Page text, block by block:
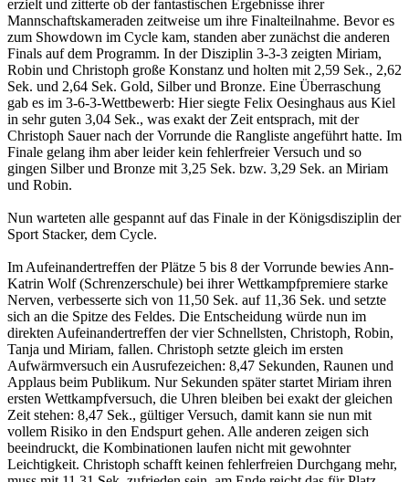
erzielt und zitterte ob der fantastischen Ergebnisse ihrer
Mannschaftskameraden zeitweise um ihre Finalteilnahme. Bevor es
zum Showdown im Cycle kam, standen aber zunächst die anderen
Finals auf dem Programm. In der Disziplin 3-3-3 zeigten Miriam,
Robin und Christoph große Konstanz und holten mit 2,59 Sek., 2,62
Sek. und 2,64 Sek. Gold, Silber und Bronze. Eine Überraschung
gab es im 3-6-3-Wettbewerb: Hier siegte Felix Oesinghaus aus Kiel
in sehr guten 3,04 Sek., was exakt der Zeit entsprach, mit der
Christoph Sauer nach der Vorrunde die Rangliste angeführt hatte. Im
Finale gelang ihm aber leider kein fehlerfreier Versuch und so
gingen Silber und Bronze mit 3,25 Sek. bzw. 3,29 Sek. an Miriam
und Robin.
Nun warteten alle gespannt auf das Finale in der Königsdisziplin der
Sport Stacker, dem Cycle.
Im Aufeinandertreffen der Plätze 5 bis 8 der Vorrunde bewies Ann-
Katrin Wolf (Schrenzerschule) bei ihrer Wettkampfpremiere starke
Nerven, verbesserte sich von 11,50 Sek. auf 11,36 Sek. und setzte
sich an die Spitze des Feldes. Die Entscheidung würde nun im
direkten Aufeinandertreffen der vier Schnellsten, Christoph, Robin,
Tanja und Miriam, fallen. Christoph setzte gleich im ersten
Aufwärmversuch ein Ausrufezeichen: 8,47 Sekunden, Raunen und
Applaus beim Publikum. Nur Sekunden später startet Miriam ihren
ersten Wettkampfversuch, die Uhren bleiben bei exakt der gleichen
Zeit stehen: 8,47 Sek., gültiger Versuch, damit kann sie nun mit
vollem Risiko in den Endspurt gehen. Alle anderen zeigen sich
beeindruckt, die Kombinationen laufen nicht mit gewohnter
Leichtigkeit. Christoph schafft keinen fehlerfreien Durchgang mehr,